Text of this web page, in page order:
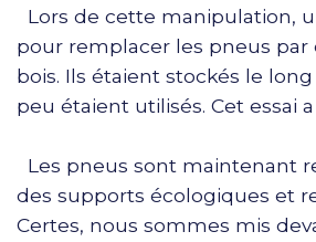
Lors de cette manipulation,
pour remplacer les pneus par
bois. Ils étaient stockés le
peu étaient utilisés. Cet essai
Les pneus sont maintenant
des supports écologiques et
Certes, nous sommes mis